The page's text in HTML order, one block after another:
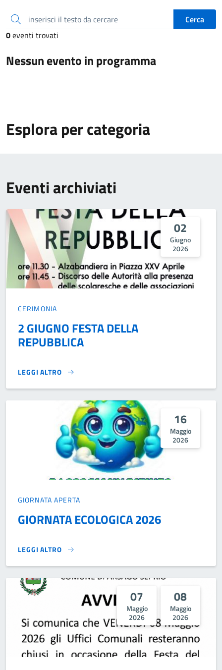
inserisci il testo da cercare
Cerca
0eventi trovati
Nessun evento in programma
Esplora per categoria
Eventi archiviati
02
Giugno
2026
CERIMONIA
2 GIUGNO FESTA DELLA
REPUBBLICA
LEGGI ALTRO
2 GIUGNO FESTA DELLA REPUBBLICA}
16
Maggio
2026
GIORNATA APERTA
GIORNATA ECOLOGICA 2026
LEGGI ALTRO
GIORNATA ECOLOGICA 2026 }
07
Maggio
2026
08
Maggio
2026